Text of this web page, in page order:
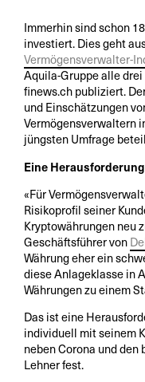
Immerhin sind schon
investiert. Dies geht
Vermögensverwalter-
Aquila-Gruppe alle
finews.ch publiziert.
und Einschätzungen
Vermögensverwaltern
jüngsten Umfrage
Eine
«Für
Risikoprofil seiner
Kryptowährungen neu
Geschäftsführer von
Währung eher ein
diese Anlageklasse in
Währungen zu einem
Das ist eine
individuell mit seinem
neben Corona und
Lehner fest.